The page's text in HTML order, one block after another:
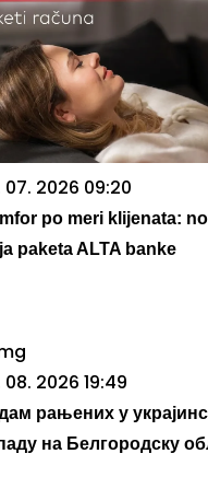
07. 2026 09:20
po meri klijenata:
paketa ALTA banke
08. 2026 19:49
рањених у
на Белгородску